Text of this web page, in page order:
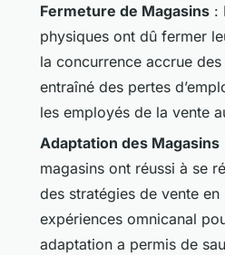
Fermeture de Magasins :
physiques ont dû fermer
la concurrence accrue
entraîné des pertes
les employés de la vente
Adaptation des Magasins
magasins ont réussi à se
des stratégies de vente
expériences omnicanal
adaptation a permis de